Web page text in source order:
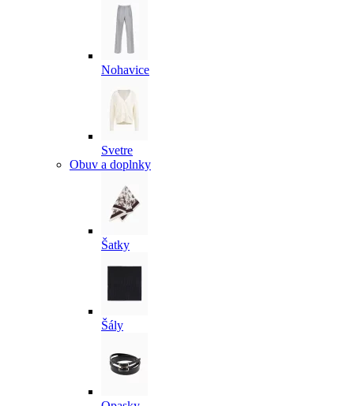
Nohavice
Svetre
Obuv a doplnky
Šatky
Šály